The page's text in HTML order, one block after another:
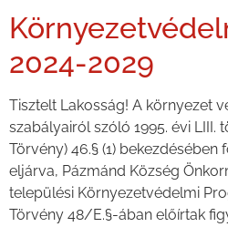
2024-2029
Tisztelt Lakosság! A környezet
szabályairól szóló 1995. évi LIII.
Törvény) 46.§ (1)
eljárva, Pázmánd Község
települési Környezetvédelmi
Törvény 48/E.§-ában előírtak